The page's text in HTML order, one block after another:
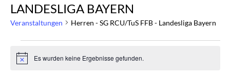
LANDESLIGA BAYERN
Veranstaltungen Herren - SG RCU/TuS FFB - Landesliga Bayern
VERANSTALTUNGEN
HinweisEs wurden keine Ergebnisse gefunden.